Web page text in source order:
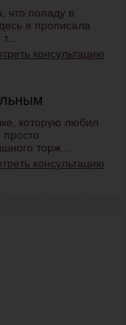
что попаду в
я прописала
консультацию
которую любил
торж...
консультацию